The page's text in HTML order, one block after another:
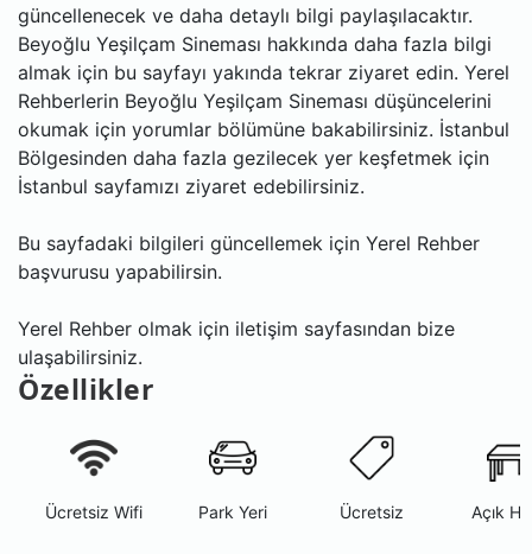
güncellenecek ve daha detaylı bilgi paylaşılacaktır.
Beyoğlu Yeşilçam Sineması hakkında daha fazla bilgi
almak için bu sayfayı yakında tekrar ziyaret edin. Yerel
Rehberlerin Beyoğlu Yeşilçam Sineması düşüncelerini
okumak için yorumlar bölümüne bakabilirsiniz. İstanbul
Bölgesinden daha fazla gezilecek yer keşfetmek için
İstanbul sayfamızı ziyaret edebilirsiniz.
Bu sayfadaki bilgileri güncellemek için Yerel Rehber
başvurusu yapabilirsin.
Yerel Rehber olmak için iletişim sayfasından bize
ulaşabilirsiniz.
Özellikler
Ücretsiz Wifi Park Yeri Ücretsiz Açık